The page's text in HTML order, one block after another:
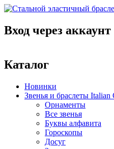
Вход через аккаунт
Каталог
Новинки
Звенья и браслеты Italian
Орнаменты
Все звенья
Буквы алфавита
Гороскопы
Досуг